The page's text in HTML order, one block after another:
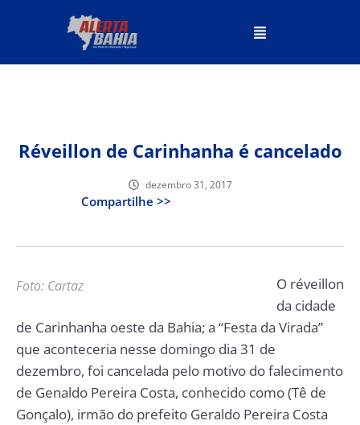
Réveillon de Carinhanha é cancelado
dezembro 31, 2017
Compartilhe >>
Foto: Cartaz
O réveillon
da cidade
de Carinhanha oeste da Bahia; a “Festa da Virada”
que aconteceria nesse domingo dia 31 de
dezembro, foi cancelada pelo motivo do falecimento
de Genaldo Pereira Costa, conhecido como (Tê de
Gonçalo), irmão do prefeito Geraldo Pereira Costa